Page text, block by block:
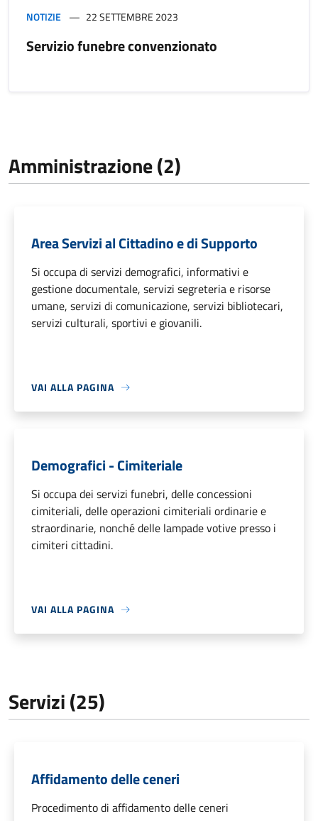
NOTIZIE 22 SETTEMBRE 2023
Servizio funebre convenzionato
Amministrazione (2)
Area Servizi al Cittadino e di Supporto
Si occupa di servizi demografici, informativi e
gestione documentale, servizi segreteria e risorse
umane, servizi di comunicazione, servizi bibliotecari,
servizi culturali, sportivi e giovanili.
VAI ALLA PAGINA
Demografici - Cimiteriale
Si occupa dei servizi funebri, delle concessioni
cimiteriali, delle operazioni cimiteriali ordinarie e
straordinarie, nonché delle lampade votive presso i
cimiteri cittadini.
VAI ALLA PAGINA
Servizi (25)
Affidamento delle ceneri
Procedimento di affidamento delle ceneri